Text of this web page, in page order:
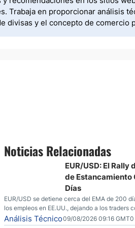
Trabaja en proporcionar análisis
divisas y el concepto de comercio
Noticias Relacionadas
EUR/USD: El
de Estancamiento
Días
EUR/USD se detiene cerca del EMA de 200
los empleos en EE.UU., dejando a los traders
cautelosa ante un fin de semana incierto.
Análisis Técnico09/08/2026 09:16 GMT0